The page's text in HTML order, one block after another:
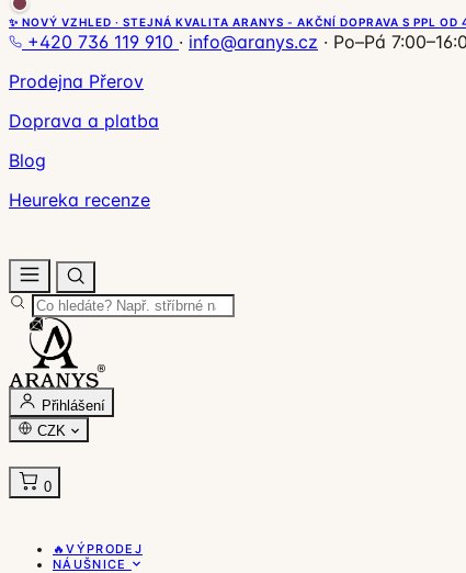
✨ NOVÝ VZHLED · STEJNÁ KVALITA ARANYS - AKČNÍ DOPRAVA S PPL OD
+420 736 119 910 · info@aranys.cz · Po–Pá
Prodejna Přerov
Doprava a platba
Blog
Heureka recenze
Přihlášení
CZK
0
🔥VÝPRODEJ
NÁUŠNICE